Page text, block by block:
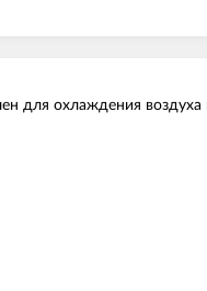
для охлаждения